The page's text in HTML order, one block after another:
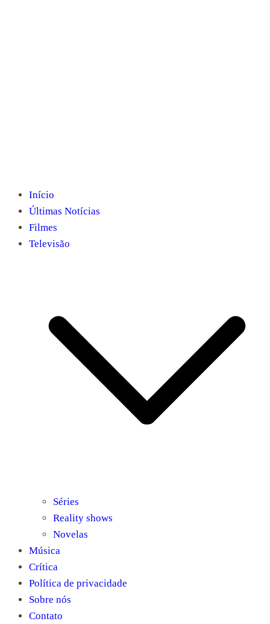
Início
Últimas Notícias
Filmes
Televisão
Séries
Reality shows
Novelas
Música
Crítica
Política de privacidade
Sobre nós
Contato